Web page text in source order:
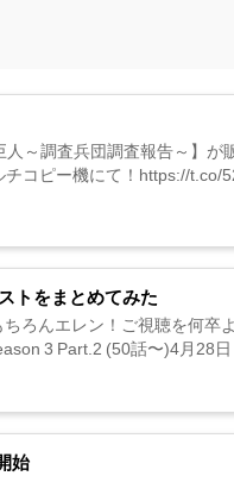
～調査兵団調査報告～】が
コピー機にて！https://t.co/
トをまとめてみた
ろんエレン！ご視聴を何卒
3 Part.2 (50話〜)4月28日
始